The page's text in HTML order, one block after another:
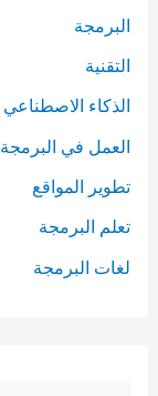
البرمجة
التقنية
الذكاء الاصطناعي
العمل في البرمجة
تطوير المواقع
تعلم البرمجة
لغات البرمجة